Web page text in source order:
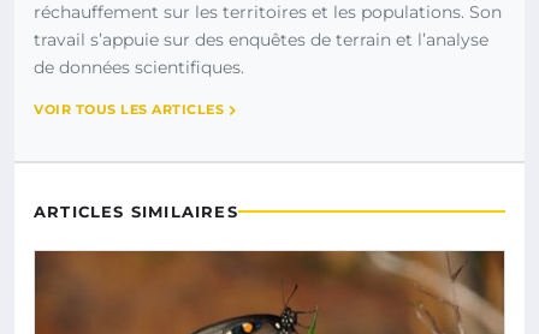
réchauffement sur les territoires et les populations. Son
travail s’appuie sur des enquêtes de terrain et l’analyse
de données scientifiques.
VOIR TOUS LES ARTICLES
ARTICLES SIMILAIRES